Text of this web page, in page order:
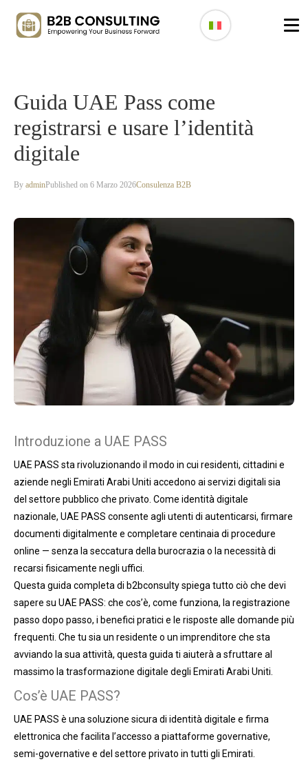
Guida UAE Pass come
registrarsi e usare l’identità
digitale
By adminPublished on 6 Marzo 2026Consulenza B2B
Introduzione a UAE PASS
UAE PASS sta rivoluzionando il modo in cui residenti, cittadini e
aziende negli Emirati Arabi Uniti accedono ai servizi digitali sia
del settore pubblico che privato. Come identità digitale
nazionale, UAE PASS consente agli utenti di autenticarsi, firmare
documenti digitalmente e completare centinaia di procedure
online — senza la seccatura della burocrazia o la necessità di
recarsi fisicamente negli uffici.
Questa guida completa di b2bconsulty spiega tutto ciò che devi
sapere su UAE PASS: che cos’è, come funziona, la registrazione
passo dopo passo, i benefici pratici e le risposte alle domande più
frequenti. Che tu sia un residente o un imprenditore che sta
avviando la sua attività, questa guida ti aiuterà a sfruttare al
massimo la trasformazione digitale degli Emirati Arabi Uniti.
Cos’è UAE PASS?
UAE PASS è una soluzione sicura di identità digitale e firma
elettronica che facilita l’accesso a piattaforme governative,
semi-governative e del settore privato in tutti gli Emirati.